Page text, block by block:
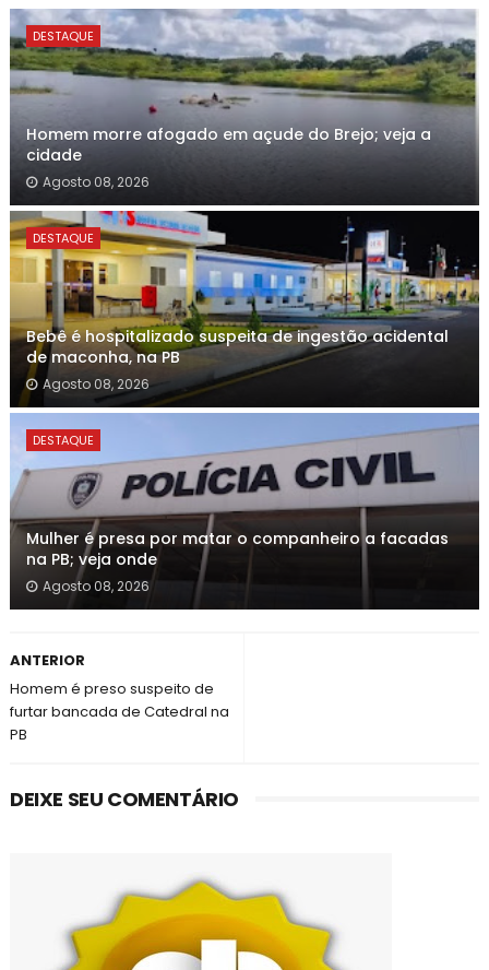
DESTAQUE
Homem morre afogado em açude do Brejo; veja a
cidade
Agosto 08, 2026
DESTAQUE
Bebê é hospitalizado suspeita de ingestão acidental
de maconha, na PB
Agosto 08, 2026
DESTAQUE
Mulher é presa por matar o companheiro a facadas
na PB; veja onde
Agosto 08, 2026
ANTERIOR
Homem é preso suspeito de
furtar bancada de Catedral na
PB
DEIXE SEU COMENTÁRIO